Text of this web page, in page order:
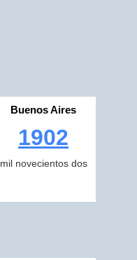
Buenos Aires
1902
mil novecientos dos